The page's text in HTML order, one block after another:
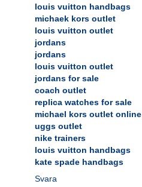
louis vuitton handbags
michaek kors outlet
louis vuitton outlet
jordans
jordans
louis vuitton outlet
jordans for sale
coach outlet
replica watches for sale
michael kors outlet online
uggs outlet
nike trainers
louis vuitton handbags
kate spade handbags
Svara